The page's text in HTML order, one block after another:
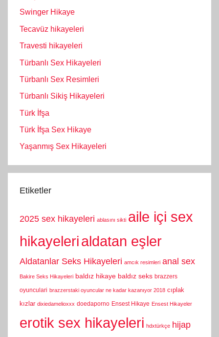
Swinger Hikaye
Tecavüz hikayeleri
Travesti hikayeleri
Türbanlı Sex Hikayeleri
Türbanlı Sex Resimleri
Türbanlı Sikiş Hikayeleri
Türk İfşa
Türk İfşa Sex Hikaye
Yaşanmış Sex Hikayeleri
Etiketler
2025 sex hikayeleri ablasını sikti aile içi sex
hikayelerialdatan eşler
Aldatanlar Seks Hikayeleri amcık resimleri anal sex
Bakire Seks Hikayeleri baldız hikaye baldız seks brazzers
oyunculari brazzerstaki oyuncular ne kadar kazanıyor 2018 cıplak
kızlar dixiedamelioxxx doedaporno Ensest Hikaye Ensest Hikayeler
erotik sex hikayeleri hdxtürkçe hijap